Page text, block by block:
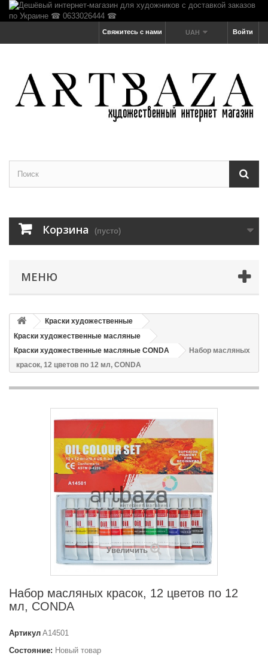
Войти
UAH
Свяжитесь с нами
Корзина (пусто)
МЕНЮ
Краски художественные
Краски художественные масляные
Краски художественные масляные CONDA
Набор масляных
красок, 12 цветов по 12 мл, CONDA
Увеличить
Набор масляных красок, 12 цветов по 12
мл, CONDA
Артикул A14501
Состояние: Новый товар